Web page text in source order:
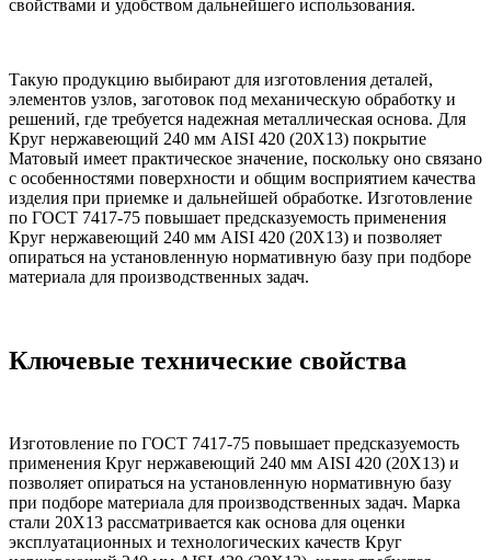
свойствами и удобством дальнейшего использования.
Такую продукцию выбирают для изготовления деталей,
элементов узлов, заготовок под механическую обработку и
решений, где требуется надежная металлическая основа. Для
Круг нержавеющий 240 мм AISI 420 (20Х13) покрытие
Матовый имеет практическое значение, поскольку оно связано
с особенностями поверхности и общим восприятием качества
изделия при приемке и дальнейшей обработке. Изготовление
по ГОСТ 7417-75 повышает предсказуемость применения
Круг нержавеющий 240 мм AISI 420 (20Х13) и позволяет
опираться на установленную нормативную базу при подборе
материала для производственных задач.
Ключевые технические свойства
Изготовление по ГОСТ 7417-75 повышает предсказуемость
применения Круг нержавеющий 240 мм AISI 420 (20Х13) и
позволяет опираться на установленную нормативную базу
при подборе материала для производственных задач. Марка
стали 20Х13 рассматривается как основа для оценки
эксплуатационных и технологических качеств Круг